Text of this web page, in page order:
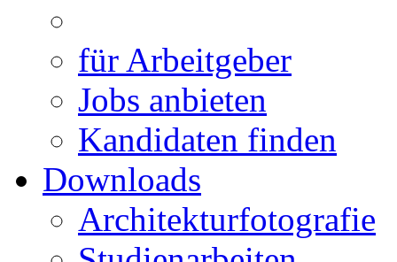
für Arbeitgeber
Jobs anbieten
Kandidaten finden
Downloads
Architekturfotografie